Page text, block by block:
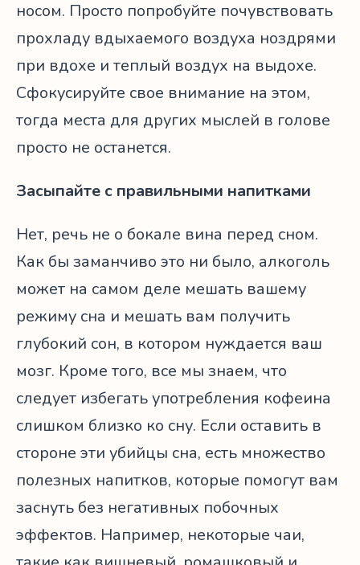
носом. Просто попробуйте почувствовать
прохладу вдыхаемого воздуха ноздрями
при вдохе и теплый воздух на выдохе.
Сфокусируйте свое внимание на этом,
тогда места для других мыслей в голове
просто не останется.
Засыпайте с правильными напитками
Нет, речь не о бокале вина перед сном.
Как бы заманчиво это ни было, алкоголь
может на самом деле мешать вашему
режиму сна и мешать вам получить
глубокий сон, в котором нуждается ваш
мозг. Кроме того, все мы знаем, что
следует избегать употребления кофеина
слишком близко ко сну. Если оставить в
стороне эти убийцы сна, есть множество
полезных напитков, которые помогут вам
заснуть без негативных побочных
эффектов. Например, некоторые чаи,